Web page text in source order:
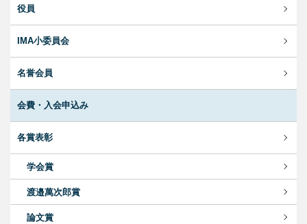
役員
IMA小委員会
名誉会員
会費・入会申込み
各賞表彰
学会賞
渡邉萬次郎賞
論文賞